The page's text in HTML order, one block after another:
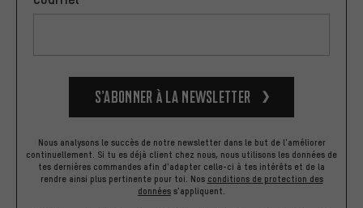
S’abonner à la newsletter
Nous analysons le succès de notre newsletter dans le but de l'améliorer
continuellement. Si tu es déjà client chez nous, nous utilisons les données de
tes dernières commandes afin d'adapter celle-ci à tes intérêts et de la
rendre ainsi plus pertinente pour toi. Nos conditions de protection des
données s'appliquent.